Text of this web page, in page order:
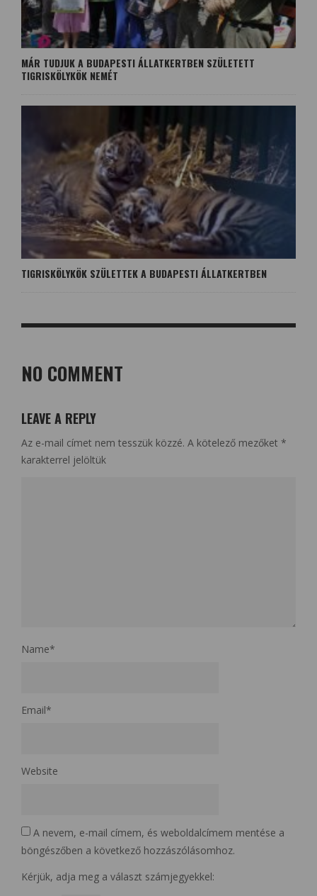
MÁR TUDJUK A BUDAPESTI ÁLLATKERTBEN SZÜLETETT
TIGRISKÖLYKÖK NEMÉT
TIGRISKÖLYKÖK SZÜLETTEK A BUDAPESTI ÁLLATKERTBEN
NO COMMENT
LEAVE A REPLY
Az e-mail címet nem tesszük közzé. A kötelező mezőket *
karakterrel jelöltük
Name*
Email*
Website
A nevem, e-mail címem, és weboldalcímem mentése a
böngészőben a következő hozzászólásomhoz.
Kérjük, adja meg a választ számjegyekkel: